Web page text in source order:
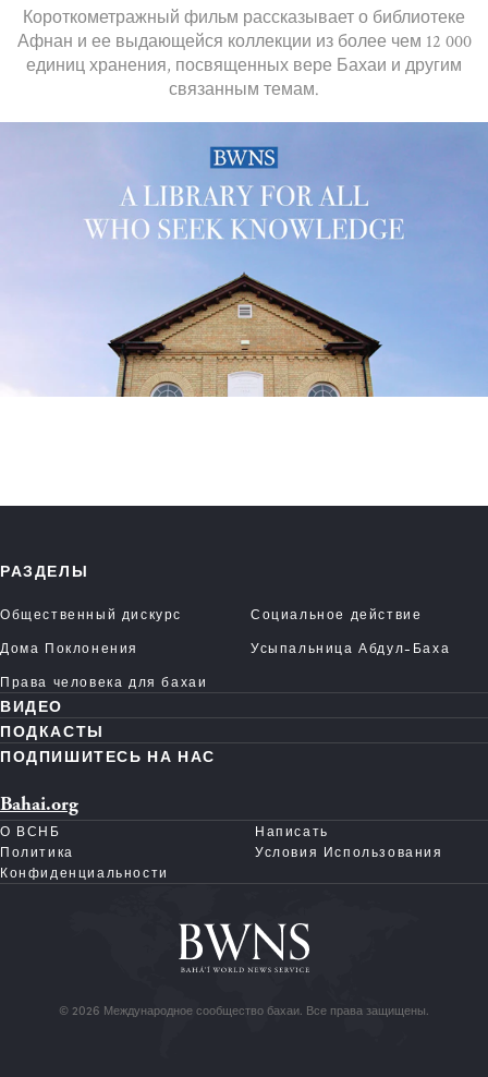
Короткометражный фильм рассказывает о библиотеке
Афнан и ее выдающейся коллекции из более чем 12 000
единиц хранения, посвященных вере Бахаи и другим
связанным темам.
РАЗДЕЛЫ
Общественный дискурс
Социальное действие
Дома Поклонения
Усыпальница Абдул-Баха
Права человека для бахаи
ВИДЕО
ПОДКАСТЫ
ПОДПИШИТЕСЬ НА НАС
Bahai.org
О ВСНБ
Написать
Политика
Конфиденциальности
Условия Использования
© 2026 Международное сообщество бахаи. Все права защищены.